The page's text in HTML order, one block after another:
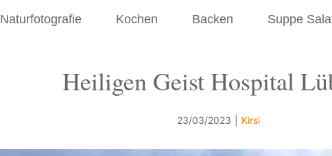
Naturfotografie Kochen Backen Suppe
Heiligen Geist Hospital
23/03/2023 Kirsi